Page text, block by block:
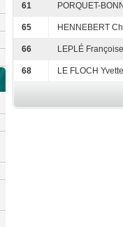
61 PORQUET-
65 HENNEBERT
66 LEPLÉ Françoise
68 LE FLOCH Yvette